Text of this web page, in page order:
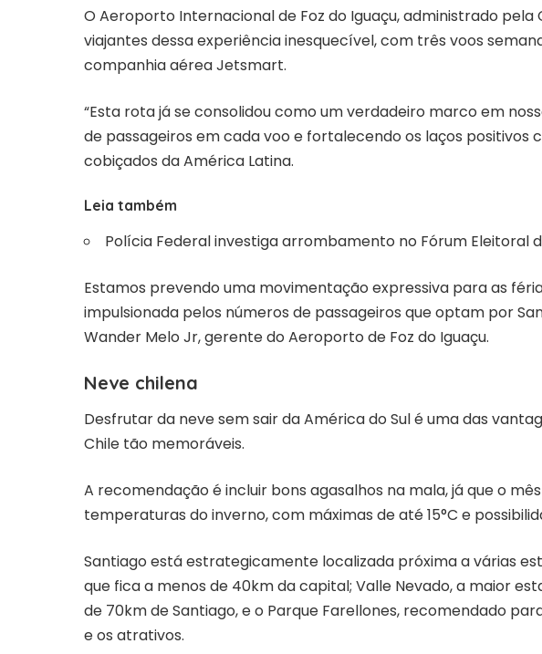
O Aeroporto Internacional de Foz do Iguaçu, administrado pela
viajantes dessa experiência inesquecível, com três voos
companhia aérea Jetsmart.
“Esta rota já se consolidou como um verdadeiro marco em
de passageiros em cada voo e fortalecendo os laços positivos
cobiçados da América Latina.
Leia também
Polícia Federal investiga arrombamento no Fórum Eleitoral
Estamos prevendo uma movimentação expressiva para as
impulsionada pelos números de passageiros que optam por
Wander Melo Jr, gerente do Aeroporto de Foz do Iguaçu.
Neve chilena
Desfrutar da neve sem sair da América do Sul é uma das
Chile tão memoráveis.
A recomendação é incluir bons agasalhos na mala, já que o
temperaturas do inverno, com máximas de até 15°C e
Santiago está estrategicamente localizada próxima a várias
que fica a menos de 40km da capital; Valle Nevado, a maior
de 70km de Santiago, e o Parque Farellones, recomendado
e os atrativos.